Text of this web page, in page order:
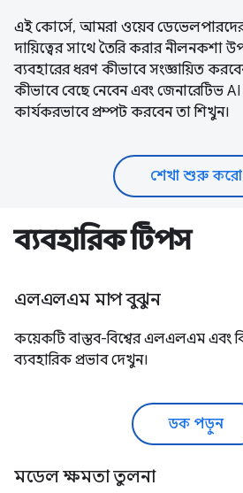
এই কোর্সে, আমরা ওয়েব ডেভেলপারদের
দায়িত্বের সাথে তৈরি করার নীলনকশা
ব্যবহারের ধরণ কীভাবে সংজ্ঞায়িত
কীভাবে বেছে নেবেন এবং জেনারেটিভ
কার্যকরভাবে প্রম্পট করবেন তা শিখুন।
শেখা শুরু করো
ব্যবহারিক টিপস
এলএলএম মাপ বুঝুন
কয়েকটি বাস্তব-বিশ্বের এলএলএম এবং
ব্যবহারিক প্রভাব দেখুন।
ডক পড়ুন
মডেল ক্ষমতা তুলনা